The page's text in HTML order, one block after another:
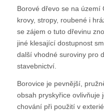
Borové dřevo se na území
krovy, stropy, roubené i
se zájem o tuto dřevinu
jiné klesající dostupnost
další vhodné suroviny pro
stavebnictví.
Borovice je pevnější,
obsah pryskyřice ovlivňuje
chování při použití v